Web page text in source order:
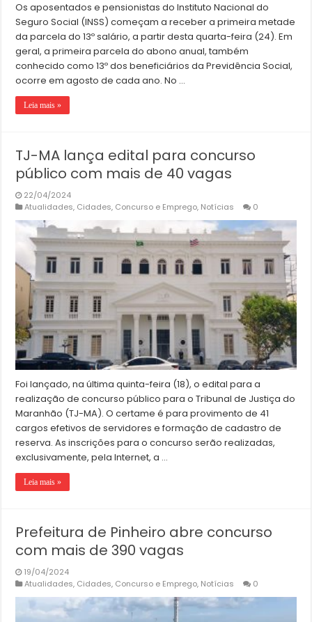
Os aposentados e pensionistas do Instituto Nacional do
Seguro Social (INSS) começam a receber a primeira metade
da parcela do 13º salário, a partir desta quarta-feira (24). Em
geral, a primeira parcela do abono anual, também
conhecido como 13º dos beneficiários da Previdência Social,
ocorre em agosto de cada ano. No …
Leia mais »
TJ-MA lança edital para concurso
público com mais de 40 vagas
22/04/2024
Atualidades, Cidades, Concurso e Emprego, Notícias 0
Foi lançado, na última quinta-feira (18), o edital para a
realização de concurso público para o Tribunal de Justiça do
Maranhão (TJ-MA). O certame é para provimento de 41
cargos efetivos de servidores e formação de cadastro de
reserva. As inscrições para o concurso serão realizadas,
exclusivamente, pela Internet, a …
Leia mais »
Prefeitura de Pinheiro abre concurso
com mais de 390 vagas
19/04/2024
Atualidades, Cidades, Concurso e Emprego, Notícias 0